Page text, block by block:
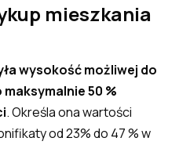
mieszkania
wysokość możliwej do
50 %
. Określa ona wartości
od 23% do 47 % w